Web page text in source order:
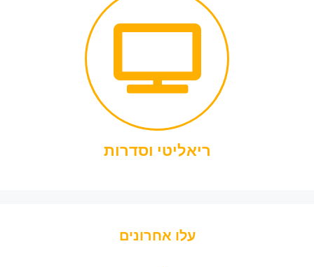
ריאליטי וסדרות
עלו אחרונים